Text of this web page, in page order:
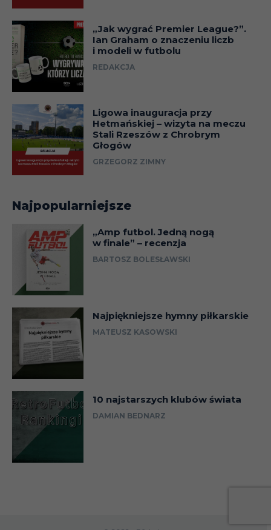
„Jak wygrać Premier League?”.
Ian Graham o znaczeniu liczb
i modeli w futbolu
REDAKCJA
Ligowa inauguracja przy
Hetmańskiej – wizyta na meczu
Stali Rzeszów z Chrobrym
Głogów
GRZEGORZ ZIMNY
Najpopularniejsze
„Amp futbol. Jedną nogą
w finale” – recenzja
BARTOSZ BOLESŁAWSKI
Najpiękniejsze hymny piłkarskie
MATEUSZ KASOWSKI
10 najstarszych klubów świata
DAMIAN BEDNARZ